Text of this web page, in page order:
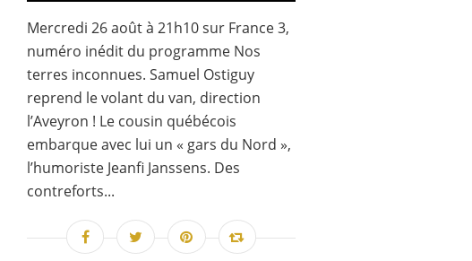
Mercredi 26 août à 21h10 sur France 3,
numéro inédit du programme Nos
terres inconnues. Samuel Ostiguy
reprend le volant du van, direction
l’Aveyron ! Le cousin québécois
embarque avec lui un « gars du Nord »,
l’humoriste Jeanfi Janssens. Des
contreforts...